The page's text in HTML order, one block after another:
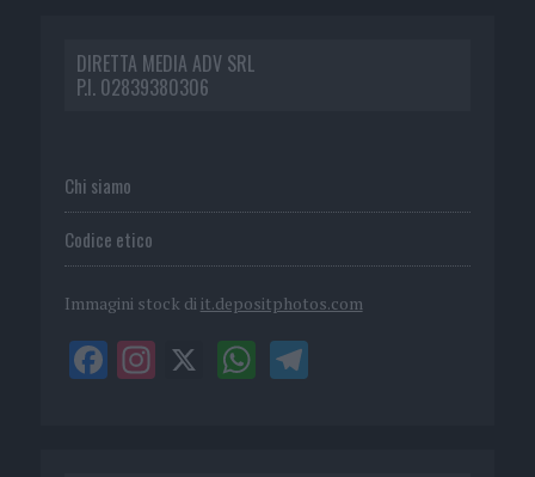
DIRETTA MEDIA ADV SRL
P.I. 02839380306
Chi siamo
Codice etico
Immagini stock di it.depositphotos.com